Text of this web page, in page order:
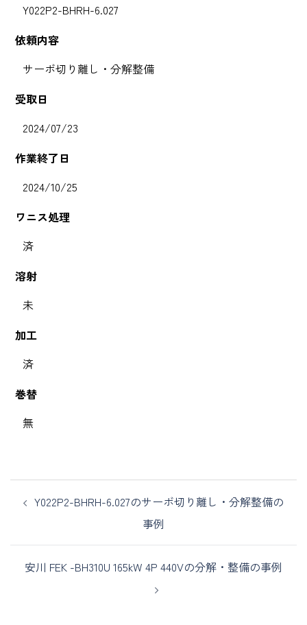
Y022P2-BHRH-6.027
依頼内容
サーボ切り離し・分解整備
受取日
2024/07/23
作業終了日
2024/10/25
ワニス処理
済
溶射
未
加工
済
巻替
無
Y022P2-BHRH-6.027のサーボ切り離し・分解整備の
事例
安川 FEK -BH310U 165kW 4P 440Vの分解・整備の事例